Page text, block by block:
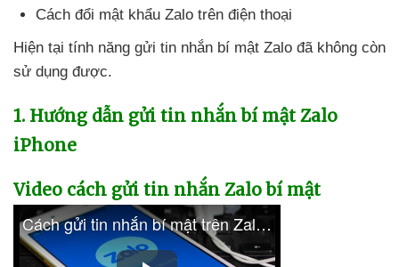
Cách đổi mật khẩu Zalo trên điện thoại
Hiện tại tính năng gửi tin nhắn bí mật Zalo đã không còn
sử dụng được.
1. Hướng dẫn gửi tin nhắn bí mật Zalo
iPhone
Video cách gửi tin nhắn Zalo bí mật